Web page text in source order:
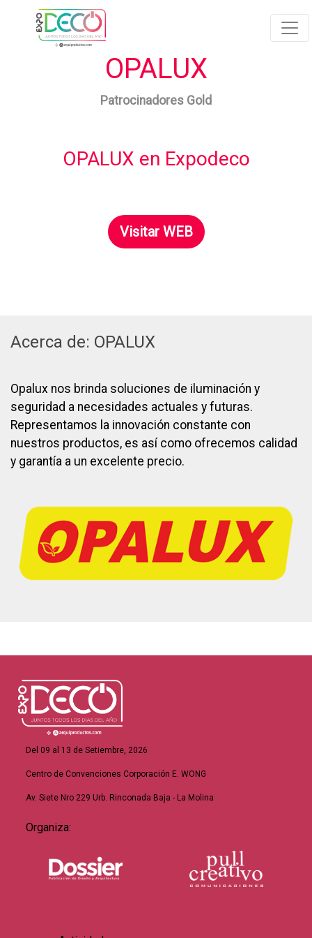
OPALUX
Patrocinadores Gold
OPALUX en Expodeco
Visitar WEB
Acerca de: OPALUX
Opalux nos brinda soluciones de iluminación y
seguridad a necesidades actuales y futuras.
Representamos la innovación constante con
nuestros productos, es así como ofrecemos calidad
y garantía a un excelente precio.
Del 09 al 13 de Setiembre, 2026
Centro de Convenciones Corporación E. WONG
Av. Siete Nro 229 Urb. Rinconada Baja - La Molina
Organiza: